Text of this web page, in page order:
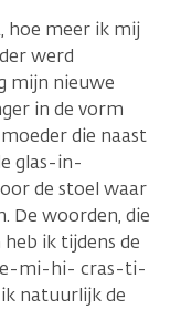
hoe meer ik mij
werd
mijn nieuwe
in de vorm
die naast
glas-in-
de stoel waar
De woorden, die
ik tijdens de
mi-hi- cras-ti-
natuurlijk de